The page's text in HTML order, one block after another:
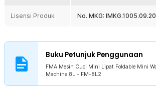
Lisensi Produk No. MKG:
Buku Petunjuk Penggunaan
FMA Mesin Cuci Mini Lipat Foldable Mini
Machine 8L - FM-8L2